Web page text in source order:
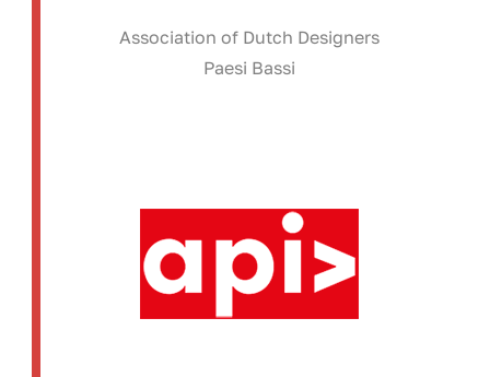
Association of Dutch Designers
Paesi Bassi